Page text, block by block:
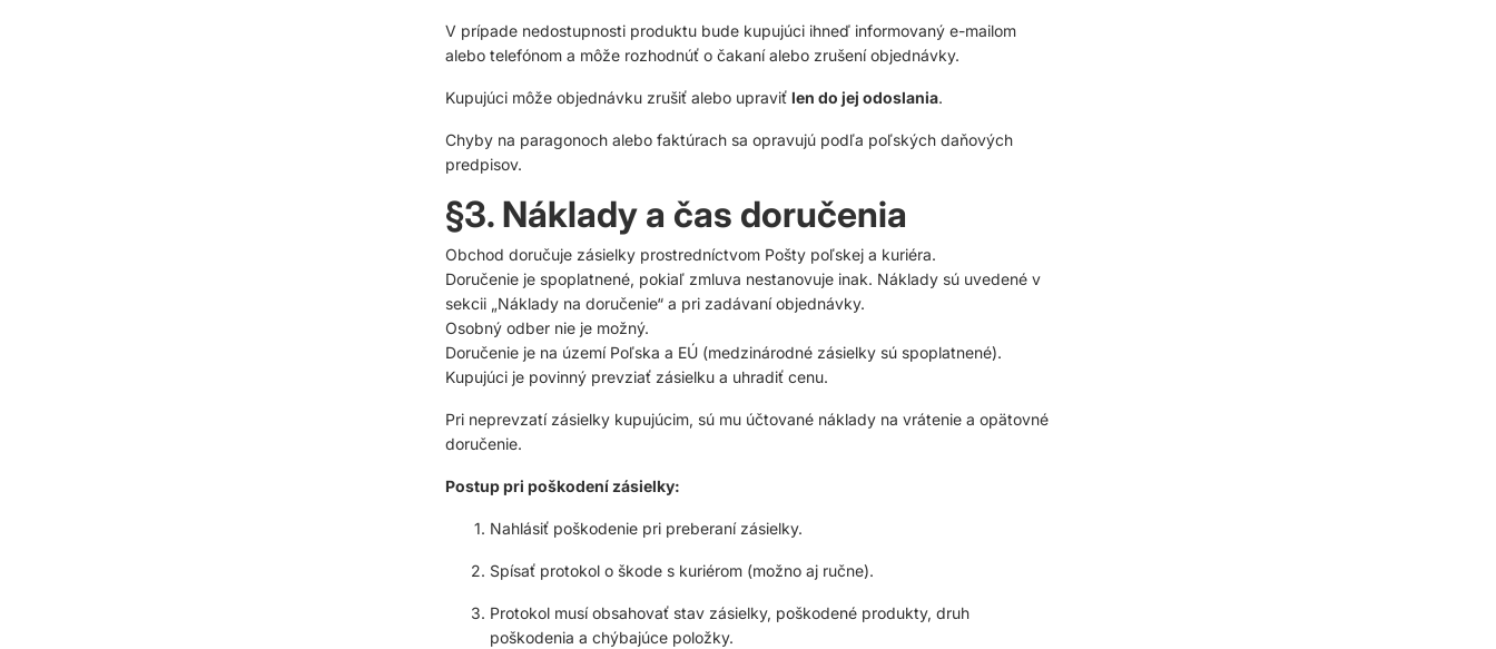
V prípade nedostupnosti produktu bude kupujúci ihneď informovaný e-mailom
alebo telefónom a môže rozhodnúť o čakaní alebo zrušení objednávky.
Kupujúci môže objednávku zrušiť alebo upraviť len do jej odoslania.
Chyby na paragonoch alebo faktúrach sa opravujú podľa poľských daňových
predpisov.
§3. Náklady a čas doručenia
Obchod doručuje zásielky prostredníctvom Pošty poľskej a kuriéra.
Doručenie je spoplatnené, pokiaľ zmluva nestanovuje inak. Náklady sú uvedené v
sekcii „Náklady na doručenie“ a pri zadávaní objednávky.
Osobný odber nie je možný.
Doručenie je na území Poľska a EÚ (medzinárodné zásielky sú spoplatnené).
Kupujúci je povinný prevziať zásielku a uhradiť cenu.
Pri neprevzatí zásielky kupujúcim, sú mu účtované náklady na vrátenie a opätovné
doručenie.
Postup pri poškodení zásielky:
Nahlásiť poškodenie pri preberaní zásielky.
Spísať protokol o škode s kuriérom (možno aj ručne).
Protokol musí obsahovať stav zásielky, poškodené produkty, druh
poškodenia a chýbajúce položky.